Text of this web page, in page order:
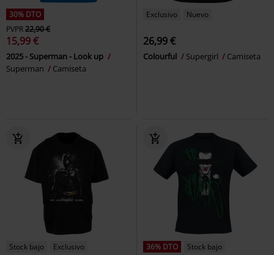
30% DTO
PVPR22,90 €
15,99 €
2025 - Superman - Look up
Superman
Camiseta
Exclusivo Nuevo
26,99 €
Colourful Supergirl Camiseta
Stock bajo
Exclusivo
36% DTO
Stock bajo